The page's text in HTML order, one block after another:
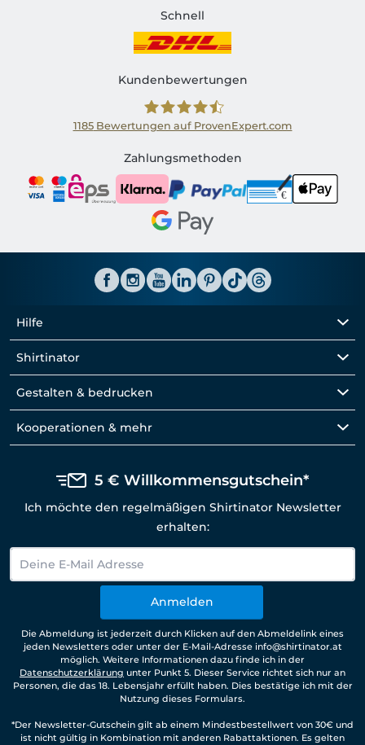
Schnell
Kundenbewertungen
Shirtinator AT
1185Bewertungen auf ProvenExpert.com
Zahlungsmethoden
Hilfe
Shirtinator
Gestalten & bedrucken
Kooperationen & mehr
5 € Willkommensgutschein*
Ich möchte den regelmäßigen Shirtinator Newsletter
erhalten:
Anmelden
Die Abmeldung ist jederzeit durch Klicken auf den Abmeldelink eines
jeden Newsletters oder unter der E-Mail-Adresse info@shirtinator.at
möglich. Weitere Informationen dazu finde ich in der
Datenschutzerklärung unter Punkt 5. Dieser Service richtet sich nur an
Personen, die das 18. Lebensjahr erfüllt haben. Dies bestätige ich mit der
Nutzung dieses Formulars.
*Der Newsletter-Gutschein gilt ab einem Mindestbestellwert von 30€ und
ist nicht gültig in Kombination mit anderen Rabattaktionen. Es gelten